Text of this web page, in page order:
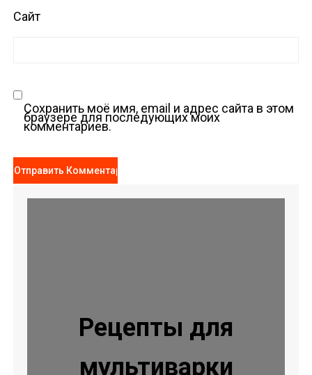
Сайт
Сохранить моё имя, email и адрес сайта в этом
браузере для последующих моих
комментариев.
Рецепты для
мультиварки